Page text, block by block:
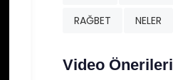
RAĞBET
NELER
Video Önerileri